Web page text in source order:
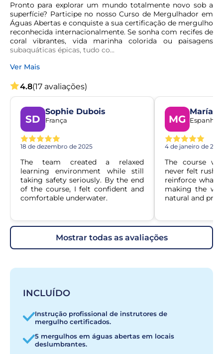
Pronto para explorar um mundo totalmente novo sob a
superfície? Participe no nosso Curso de Mergulhador em
Águas Abertas e conquiste a sua certificação de mergulho
reconhecida internacionalmente. Se sonha com recifes de
coral vibrantes, vida marinha colorida ou paisagens
subaquáticas épicas, tudo co...
Ver Mais
4.8(17 avaliações)
SD
Sophie Dubois
França
18 de dezembro de 2025
The team created a relaxed
learning environment while still
taking safety seriously. By the end
of the course, I felt confident and
comfortable underwater.
MG
María
Espanha
4 de janeiro de
The course
never felt
reinforce what
making the
natural and
mostrar todas as avaliações
INCLUÍDO
Instrução profissional de instrutores de
mergulho certificados.
5 mergulhos em águas abertas em locais
deslumbrantes.